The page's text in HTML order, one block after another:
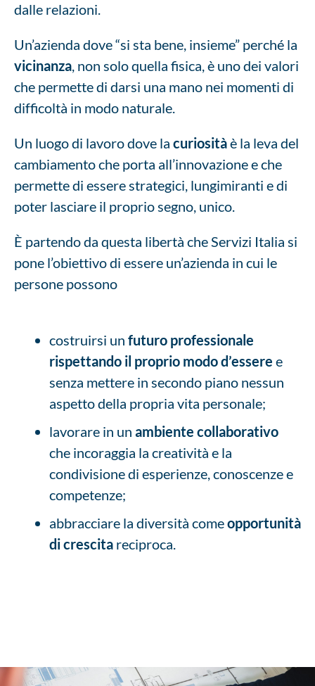
dalle relazioni.
Un’azienda dove “si sta bene, insieme” perché la
vicinanza, non solo quella fisica, è uno dei valori
che permette di darsi una mano nei momenti di
difficoltà in modo naturale.
Un luogo di lavoro dove la curiositàè la leva del
cambiamento che porta all’innovazione e che
permette di essere strategici, lungimiranti e di
poter lasciare il proprio segno, unico.
È partendo da questa libertà che Servizi Italia si
pone l’obiettivo di essere un’azienda in cui le
persone possono
costruirsi un futuro professionale
rispettando il proprio modo d’essere e
senza mettere in secondo piano nessun
aspetto della propria vita personale;
lavorare in un ambiente collaborativo
che incoraggia la creatività e la
condivisione di esperienze, conoscenze e
competenze;
abbracciare la diversità comeopportunità
di crescita reciproca.